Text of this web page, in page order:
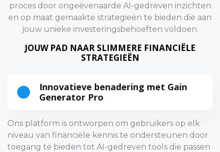
proces door ongeëvenaarde AI-gedreven inzichten
en op maat gemaakte strategieën te bieden die aan
jouw unieke investeringsbehoeften voldoen.
JOUW PAD NAAR SLIMMERE FINANCIËLE
STRATEGIEËN
Innovatieve benadering met Gain
Generator Pro
Ons platform is ontworpen om gebruikers op elk
niveau van financiële kennis te ondersteunen door
toegang te bieden tot AI-gedreven tools die passen